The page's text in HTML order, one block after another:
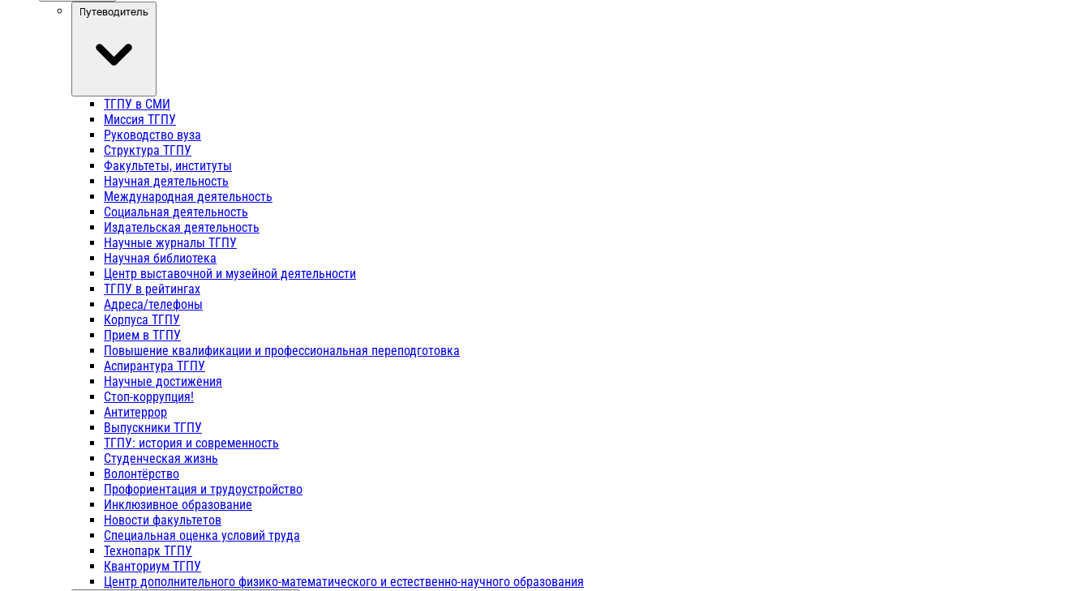
Путеводитель
ТГПУ в СМИ
Миссия ТГПУ
Руководство вуза
Структура ТГПУ
Факультеты, институты
Научная деятельность
Международная деятельность
Социальная деятельность
Издательская деятельность
Научные журналы ТГПУ
Научная библиотека
Центр выставочной и музейной деятельности
ТГПУ в рейтингах
Адреса/телефоны
Корпуса ТГПУ
Прием в ТГПУ
Повышение квалификации и профессиональная переподготовка
Аспирантура ТГПУ
Научные достижения
Стоп-коррупция!
Антитеррор
Выпускники ТГПУ
ТГПУ: история и современность
Студенческая жизнь
Волонтёрство
Профориентация и трудоустройство
Инклюзивное образование
Новости факультетов
Специальная оценка условий труда
Технопарк ТГПУ
Кванториум ТГПУ
Центр дополнительного физико-математического и естественно-научного образования